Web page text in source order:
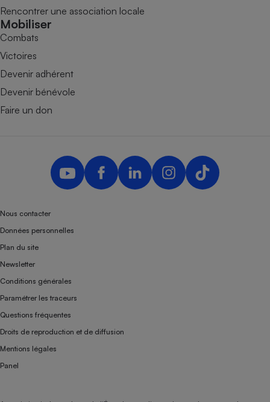
Rencontrer une association locale
Mobiliser
Combats
Victoires
Devenir adhérent
Devenir bénévole
Faire un don
Nous contacter
Données personnelles
Plan du site
Newsletter
Conditions générales
Paramétrer les traceurs
Questions fréquentes
Droits de reproduction et de diffusion
Mentions légales
Panel